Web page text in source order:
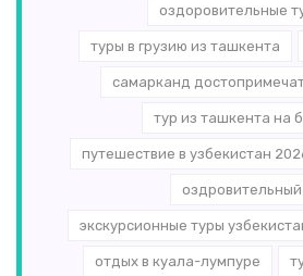
оздоровительные
туры в грузию из ташкента
самарканд
тур из ташкента на
путешествие в узбекистан
оздровительный
экскурсионные туры
отдых в куала-лумпуре